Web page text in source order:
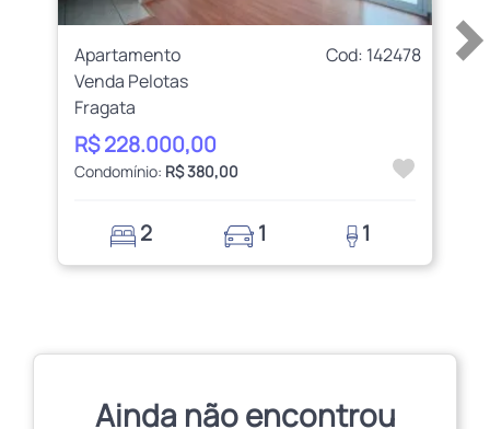
Apartamento
Cod: 142478
Venda Pelotas
Fragata
R$ 228.000,00
Condomínio: R$ 380,00
2 1 1
Ainda não encontrou